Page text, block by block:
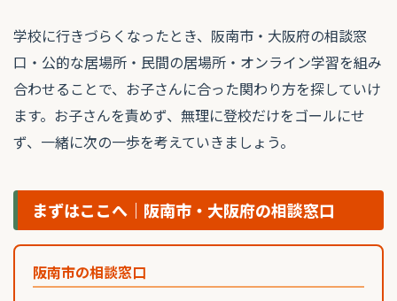
学校に行きづらくなったとき、阪南市・大阪府の相談窓
口・公的な居場所・民間の居場所・オンライン学習を組み
合わせることで、お子さんに合った関わり方を探していけ
ます。お子さんを責めず、無理に登校だけをゴールにせ
ず、一緒に次の一歩を考えていきましょう。
まずはここへ｜阪南市・大阪府の相談窓口
阪南市の相談窓口